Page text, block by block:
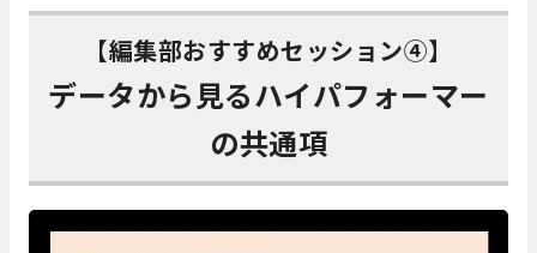
【編集部おすすめセッション④】
データから見るハイパフォーマー
の共通項